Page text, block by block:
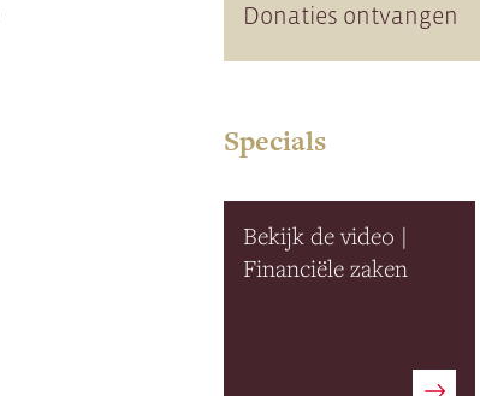
Donaties ontvangen
Specials
Bekijk de video |
Financiële zaken